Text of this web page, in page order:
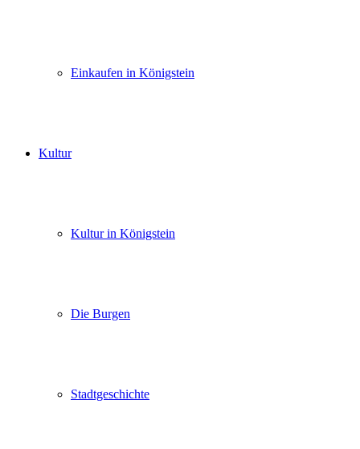
Einkaufen in Königstein
Kultur
Kultur in Königstein
Die Burgen
Stadtgeschichte